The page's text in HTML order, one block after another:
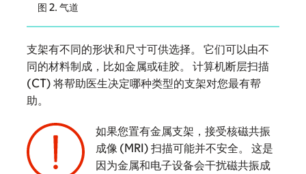
图 2. 气道
支架有不同的形状和尺寸可供选择。 它们可以由不
同的材料制成，比如金属或硅胶。 计算机断层扫描
(CT) 将帮助医生决定哪种类型的支架对您最有帮
助。
如果您置有金属支架，接受核磁共振
成像 (MRI) 扫描可能并不安全。 这是
因为金属和电子设备会干扰磁共振成